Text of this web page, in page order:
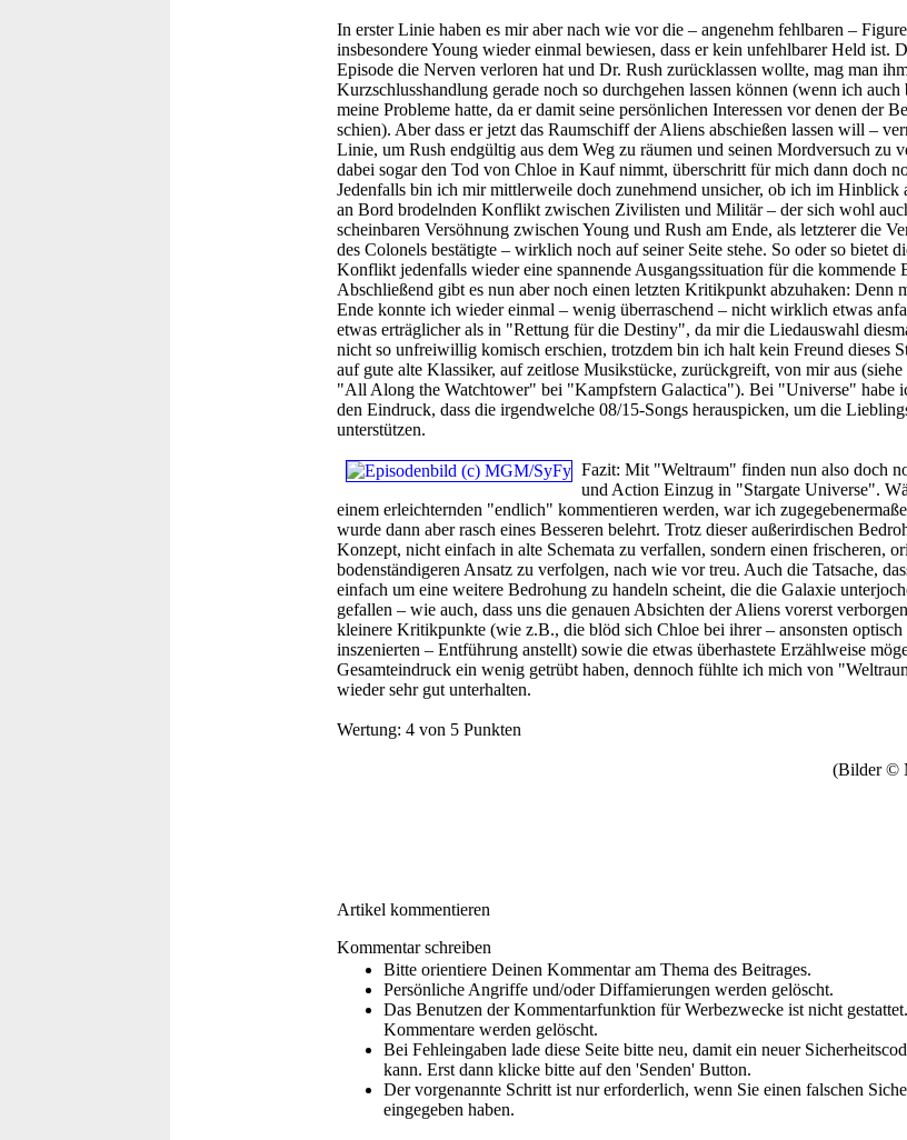
In erster Linie haben es mir aber nach wie vor die – angenehm fehlbaren –
insbesondere Young wieder einmal bewiesen, dass er kein unfehlbarer Held ist.
Episode die Nerven verloren hat und Dr. Rush zurücklassen wollte, mag man
Kurzschlusshandlung gerade noch so durchgehen lassen können (wenn ich auch
meine Probleme hatte, da er damit seine persönlichen Interessen vor denen der
schien). Aber dass er jetzt das Raumschiff der Aliens abschießen lassen will –
Linie, um Rush endgültig aus dem Weg zu räumen und seinen Mordversuch zu
dabei sogar den Tod von Chloe in Kauf nimmt, überschritt für mich dann doch
Jedenfalls bin ich mir mittlerweile doch zunehmend unsicher, ob ich im Hinblick
an Bord brodelnden Konflikt zwischen Zivilisten und Militär – der sich wohl
scheinbaren Versöhnung zwischen Young und Rush am Ende, als letzterer die
des Colonels bestätigte – wirklich noch auf seiner Seite stehe. So oder so bietet
Konflikt jedenfalls wieder eine spannende Ausgangssituation für die kommende
Abschließend gibt es nun aber noch einen letzten Kritikpunkt abzuhaken: Denn
Ende konnte ich wieder einmal – wenig überraschend – nicht wirklich etwas
etwas erträglicher als in "Rettung für die Destiny", da mir die Liedauswahl
nicht so unfreiwillig komisch erschien, trotzdem bin ich halt kein Freund dieses
auf gute alte Klassiker, auf zeitlose Musikstücke, zurückgreift, von mir aus
"All Along the Watchtower" bei "Kampfstern Galactica"). Bei "Universe" habe
den Eindruck, dass die irgendwelche 08/15-Songs herauspicken, um die
unterstützen.
Fazit: Mit "Weltraum" finden nun also doch
und Action Einzug in "Stargate Universe".
einem erleichternden "endlich" kommentieren werden, war ich
wurde dann aber rasch eines Besseren belehrt. Trotz dieser außerirdischen
Konzept, nicht einfach in alte Schemata zu verfallen, sondern einen frischeren,
bodenständigeren Ansatz zu verfolgen, nach wie vor treu. Auch die Tatsache,
einfach um eine weitere Bedrohung zu handeln scheint, die die Galaxie
gefallen – wie auch, dass uns die genauen Absichten der Aliens vorerst
kleinere Kritikpunkte (wie z.B., die blöd sich Chloe bei ihrer – ansonsten optisch
inszenierten – Entführung anstellt) sowie die etwas überhastete Erzählweise
Gesamteindruck ein wenig getrübt haben, dennoch fühlte ich mich von
wieder sehr gut unterhalten.
Wertung: 4 von 5 Punkten
(Bilder ©
Artikel kommentieren
Kommentar schreiben
Bitte orientiere Deinen Kommentar am Thema des Beitrages.
Persönliche Angriffe und/oder Diffamierungen werden gelöscht.
Das Benutzen der Kommentarfunktion für Werbezwecke ist nicht
Kommentare werden gelöscht.
Bei Fehleingaben lade diese Seite bitte neu, damit ein neuer
kann. Erst dann klicke bitte auf den 'Senden' Button.
Der vorgenannte Schritt ist nur erforderlich, wenn Sie einen falschen
eingegeben haben.